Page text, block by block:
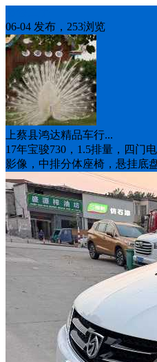
06-04 发布，253浏览
上蔡县鸿达精品车行...
17年宝骏730，1.5排量，四门
影像，中排分体座椅，悬挂底